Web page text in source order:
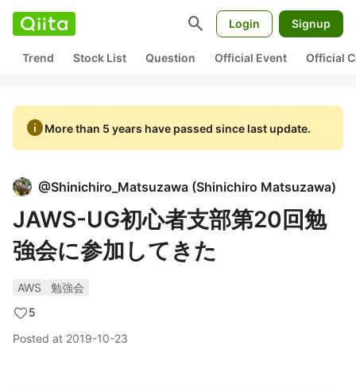
search Login Signup
Trend Stock List Question Official Event Official
infoMore than 5 years have passed since last update.
@Shinichiro_Matsuzawa (Shinichiro Matsuzawa)
JAWS-UG初心者支部第20回勉
強会に参加してきた
AWS
勉強会
5
Posted at 2019-10-23